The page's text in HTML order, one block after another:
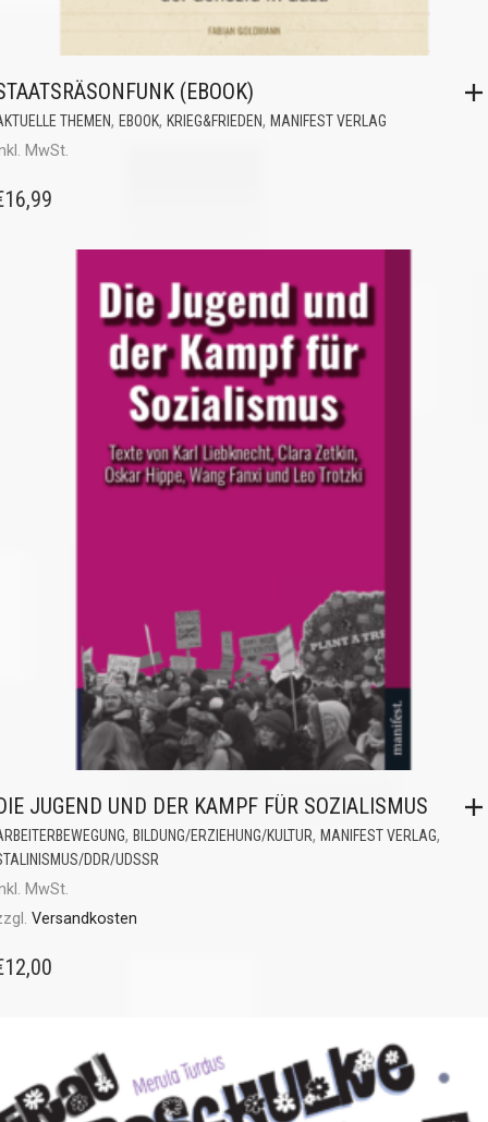
(EBOOK)
THEMEN, EBOOK, KRIEG&FRIEDEN, MANIFEST VERLAG
MwSt.
16,99
JUGEND UND DER KAMPF FÜR SOZIALISMUS
, BILDUNG/ERZIEHUNG/KULTUR, MANIFEST VERLAG,
DDR/UDSSR
MwSt.
Versandkosten
12,00